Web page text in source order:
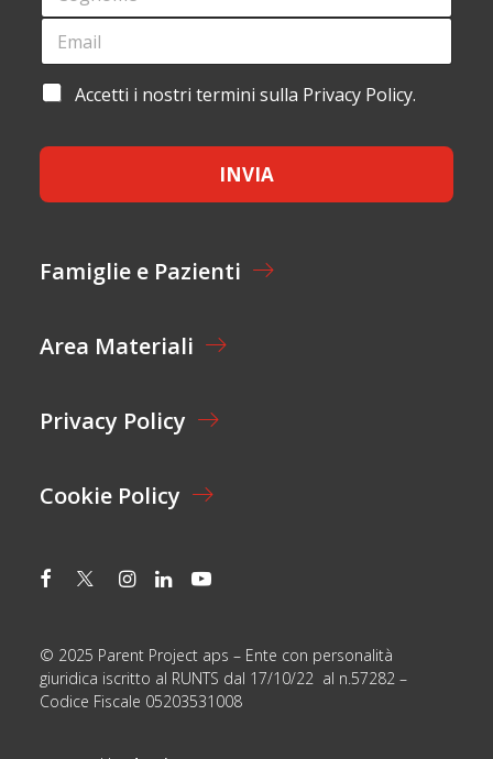
*G
O
E
*
*
E
A
I
L
A
E
T
O
*
Accetti i nostri termini sulla Privacy Policy.
INVIA
Famiglie e Pazienti
Area Materiali
Privacy Policy
Cookie Policy
© 2025 Parent Project aps – Ente con personalità
giuridica iscritto al RUNTS dal 17/10/22 al n.57282 –
Codice Fiscale 05203531008